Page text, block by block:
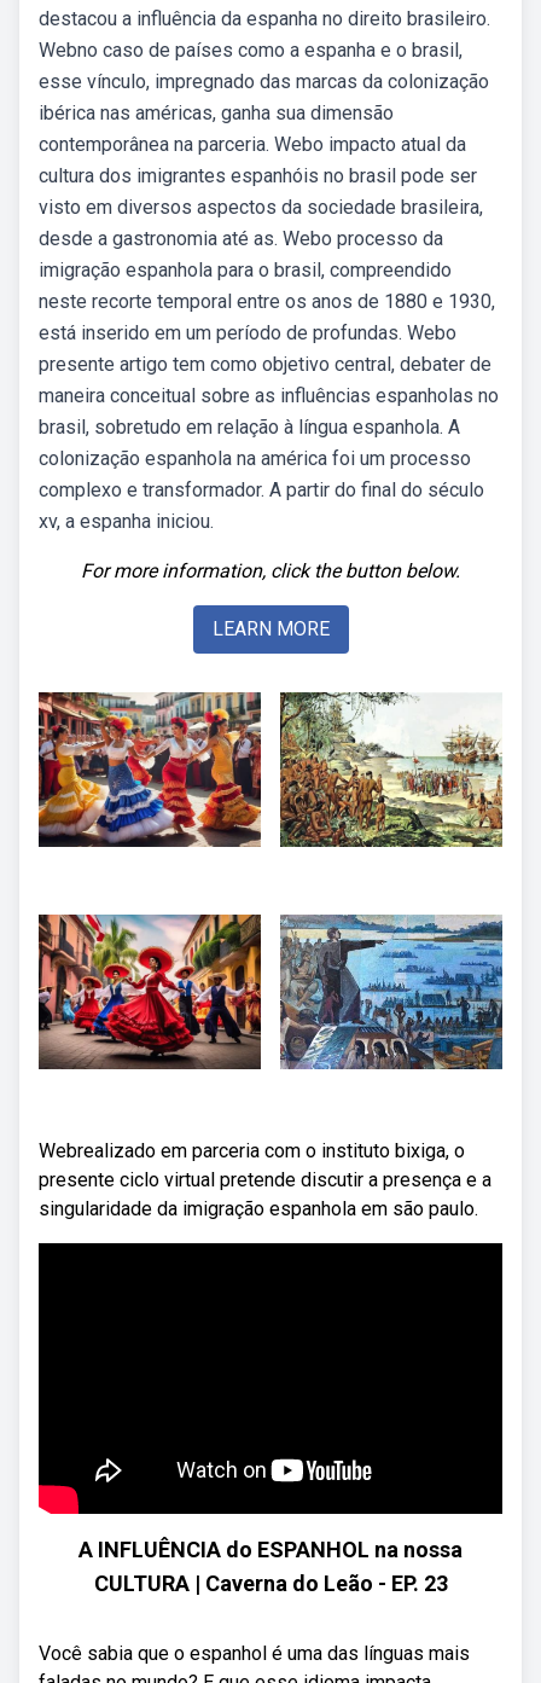
destacou a influência da espanha no direito brasileiro.
Webno caso de países como a espanha e o brasil,
esse vínculo, impregnado das marcas da colonização
ibérica nas américas, ganha sua dimensão
contemporânea na parceria. Webo impacto atual da
cultura dos imigrantes espanhóis no brasil pode ser
visto em diversos aspectos da sociedade brasileira,
desde a gastronomia até as. Webo processo da
imigração espanhola para o brasil, compreendido
neste recorte temporal entre os anos de 1880 e 1930,
está inserido em um período de profundas. Webo
presente artigo tem como objetivo central, debater de
maneira conceitual sobre as influências espanholas no
brasil, sobretudo em relação à língua espanhola. A
colonização espanhola na américa foi um processo
complexo e transformador. A partir do final do século
xv, a espanha iniciou.
For more information, click the button below.
LEARN MORE
Webrealizado em parceria com o instituto bixiga, o
presente ciclo virtual pretende discutir a presença e a
singularidade da imigração espanhola em são paulo.
A INFLUÊNCIA do ESPANHOL na nossa
CULTURA | Caverna do Leão - EP. 23
Você sabia que o espanhol é uma das línguas mais